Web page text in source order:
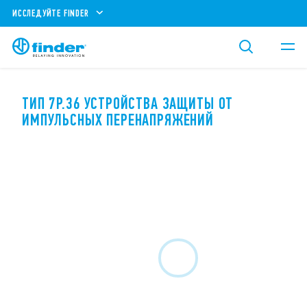
ИССЛЕДУЙТЕ FINDER
ТИП 7P.36 УСТРОЙСТВА ЗАЩИТЫ ОТ
ИМПУЛЬСНЫХ ПЕРЕНАПРЯЖЕНИЙ